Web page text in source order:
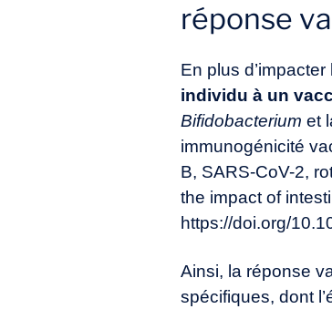
réponse
En plus
individu à un
Bifidobacterium et
immunogénicité
B, SARS-CoV-2,
the impact of
https://doi.org/
Ainsi, la réponse
spécifiques, dont